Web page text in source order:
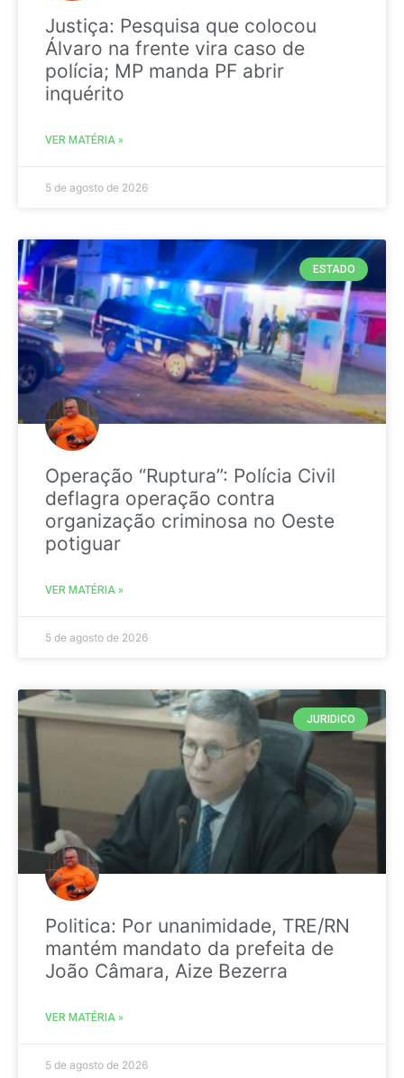
Justiça: Pesquisa que colocou
Álvaro na frente vira caso de
polícia; MP manda PF abrir
inquérito
VER MATÉRIA »
5 de agosto de 2026
ESTADO
Operação “Ruptura”: Polícia Civil
deflagra operação contra
organização criminosa no Oeste
potiguar
VER MATÉRIA »
5 de agosto de 2026
JURIDICO
Politica: Por unanimidade, TRE/RN
mantém mandato da prefeita de
João Câmara, Aize Bezerra
VER MATÉRIA »
5 de agosto de 2026